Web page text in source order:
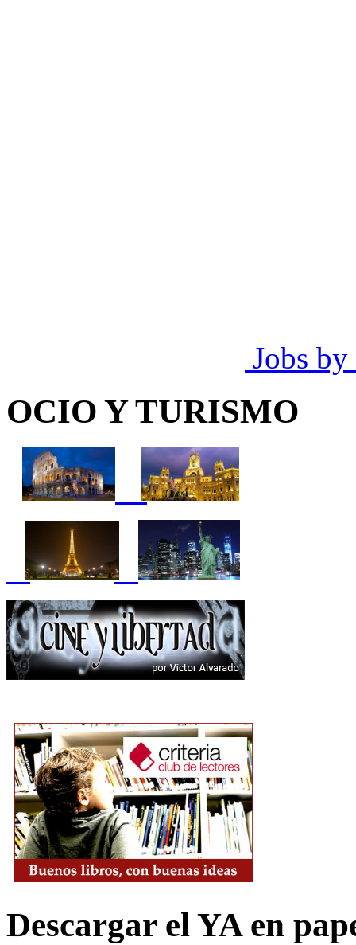
Jobs by
OCIO Y TURISMO
Descargar el YA en